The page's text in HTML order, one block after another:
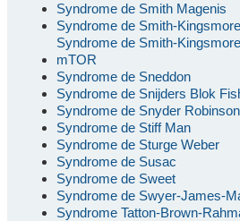
Syndrome de Smith Magenis
Syndrome de Smith-Kingsmore
Syndrome de Smith-
mTOR
Syndrome de Sneddon
Syndrome de Snijders Blok
Syndrome de Snyder Robinson
Syndrome de Stiff Man
Syndrome de Sturge Weber
Syndrome de Susac
Syndrome de Sweet
Syndrome de Swyer-James-
Syndrome Tatton-Brown-